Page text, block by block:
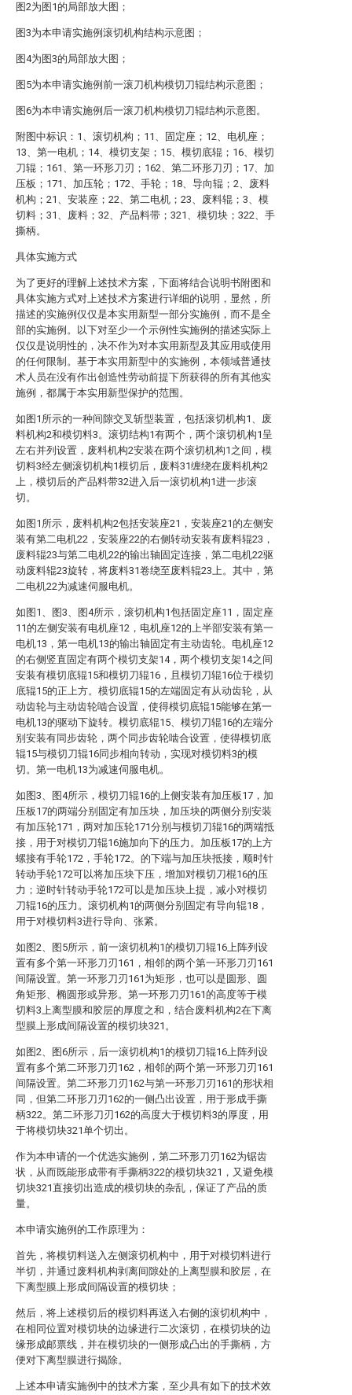
图2为图1的局部放大图；
图3为本申请实施例滚切机构结构示意图；
图4为图3的局部放大图；
图5为本申请实施例前一滚刀机构模切刀辊结构示意图；
图6为本申请实施例后一滚刀机构模切刀辊结构示意图。
附图中标识：1、滚切机构；11、固定座；12、电机座；
13、第一电机；14、模切支架；15、模切底辊；16、模切
刀辊；161、第一环形刀刃；162、第二环形刀刃；17、加
压板；171、加压轮；172、手轮；18、导向辊；2、废料
机构；21、安装座；22、第二电机；23、废料辊；3、模
切料；31、废料；32、产品料带；321、模切块；322、手
撕柄。
具体实施方式
为了更好的理解上述技术方案，下面将结合说明书附图和
具体实施方式对上述技术方案进行详细的说明，显然，所
描述的实施例仅仅是本实用新型一部分实施例，而不是全
部的实施例。以下对至少一个示例性实施例的描述实际上
仅仅是说明性的，决不作为对本实用新型及其应用或使用
的任何限制。基于本实用新型中的实施例，本领域普通技
术人员在没有作出创造性劳动前提下所获得的所有其他实
施例，都属于本实用新型保护的范围。
如图1所示的一种间隙交叉斩型装置，包括滚切机构1、废
料机构2和模切料3。滚切结构1有两个，两个滚切机构1呈
左右并列设置，废料机构2安装在两个滚切机构1之间，模
切料3经左侧滚切机构1模切后，废料31缠绕在废料机构2
上，模切后的产品料带32进入后一滚切机构1进一步滚
切。
如图1所示，废料机构2包括安装座21，安装座21的左侧安
装有第二电机22，安装座22的右侧转动安装有废料辊23，
废料辊23与第二电机22的输出轴固定连接，第二电机22驱
动废料辊23旋转，将废料31卷绕至废料辊23上。其中，第
二电机22为减速伺服电机。
如图1、图3、图4所示，滚切机构1包括固定座11，固定座
11的左侧安装有电机座12，电机座12的上半部安装有第一
电机13，第一电机13的输出轴固定有主动齿轮。电机座12
的右侧竖直固定有两个模切支架14，两个模切支架14之间
安装有模切底辊15和模切刀辊16，且模切刀辊16位于模切
底辊15的正上方。模切底辊15的左端固定有从动齿轮，从
动齿轮与主动齿轮啮合设置，使得模切底辊15能够在第一
电机13的驱动下旋转。模切底辊15、模切刀辊16的左端分
别安装有同步齿轮，两个同步齿轮啮合设置，使得模切底
辊15与模切刀辊16同步相向转动，实现对模切料3的模
切。第一电机13为减速伺服电机。
如图3、图4所示，模切刀辊16的上侧安装有加压板17，加
压板17的两端分别固定有加压块，加压块的两侧分别安装
有加压轮171，两对加压轮171分别与模切刀辊16的两端抵
接，用于对模切刀辊16施加向下的压力。加压板17的上方
螺接有手轮172，手轮172。的下端与加压块抵接，顺时针
转动手轮172可以将加压块下压，增加对模切刀棍16的压
力；逆时针转动手轮172可以是加压块上提，减小对模切
刀辊16的压力。滚切机构1的两侧分别固定有导向辊18，
用于对模切料3进行导向、张紧。
如图2、图5所示，前一滚切机构1的模切刀辊16上阵列设
置有多个第一环形刀刃161，相邻的两个第一环形刀刃161
间隔设置。第一环形刀刃161为矩形，也可以是圆形、圆
角矩形、椭圆形或异形。第一环形刀刃161的高度等于模
切料3上离型膜和胶层的厚度之和，结合废料机构2在下离
型膜上形成间隔设置的模切块321。
如图2、图6所示，后一滚切机构1的模切刀辊16上阵列设
置有多个第二环形刀刃162，相邻的两个第一环形刀刃161
间隔设置。第二环形刀刃162与第一环形刀刃161的形状相
同，但第二环形刀刃162的一侧凸出设置，用于形成手撕
柄322。第二环形刀刃162的高度大于模切料3的厚度，用
于将模切块321单个切出。
作为本申请的一个优选实施例，第二环形刀刃162为锯齿
状，从而既能形成带有手撕柄322的模切块321，又避免模
切块321直接切出造成的模切块的杂乱，保证了产品的质
量。
本申请实施例的工作原理为：
首先，将模切料送入左侧滚切机构中，用于对模切料进行
半切，并通过废料机构剥离间隙处的上离型膜和胶层，在
下离型膜上形成间隔设置的模切块；
然后，将上述模切后的模切料再送入右侧的滚切机构中，
在相同位置对模切块的边缘进行二次滚切，在模切块的边
缘形成邮票线，并在模切块的一侧形成凸出的手撕柄，方
便对下离型膜进行揭除。
上述本申请实施例中的技术方案，至少具有如下的技术效